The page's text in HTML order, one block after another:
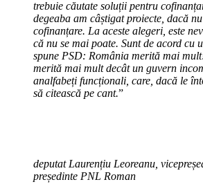
trebuie căutate soluții pentru
degeaba am câștigat proiecte, dacă
cofinanțare. La aceste alegeri, este
că nu se mai poate. Sunt de acord cu
spune PSD: România merită mai mult!
merită mai mult decât un guvern
analfabeți funcționali, care, dacă le
să citească pe cant.”
deputat Laurențiu Leoreanu,
președinte PNL Roman